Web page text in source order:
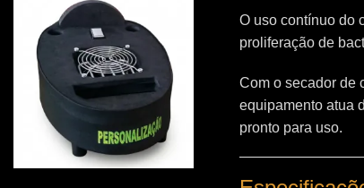
O uso contínuo do
proliferação de
Com o secador de
equipamento atua
pronto para uso.